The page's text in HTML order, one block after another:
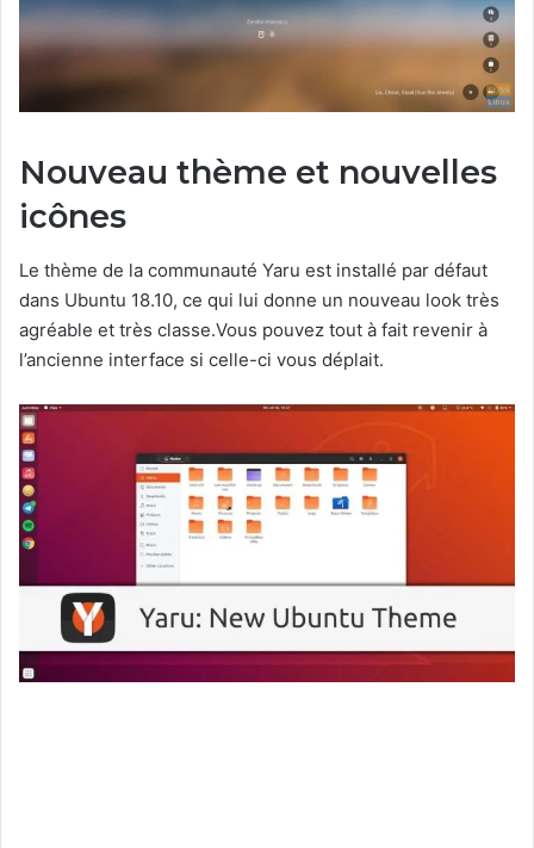
Nouveau thème et nouvelles
icônes
Le thème de la communauté Yaru est installé par défaut
dans Ubuntu 18.10, ce qui lui donne un nouveau look très
agréable et très classe.Vous pouvez tout à fait revenir à
l’ancienne interface si celle-ci vous déplait.